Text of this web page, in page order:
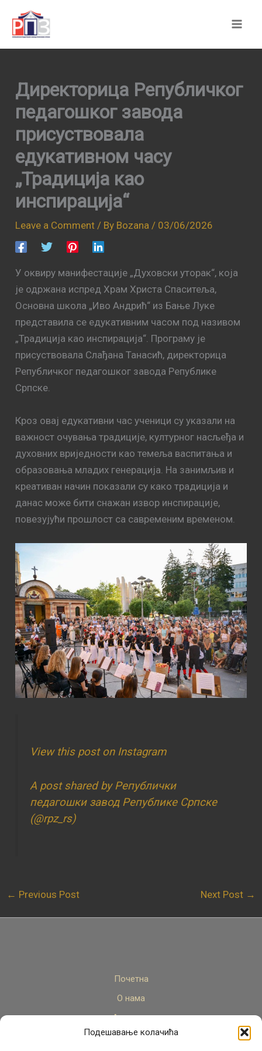
Подешавање колачића
content
Директорица Републичког
педагошког завода
присуствовала
едукативном часу
„Традиција као
инспирација“
Leave a Comment / By Bozana / 03/06/2026
У оквиру манифестације „Духовски уторак“, која
је одржана испред Храм Христа Спаситеља,
Основна школа „Иво Андрић“ из Бање Луке
представила се едукативним часом под називом
„Традиција као инспирација“. Програму је
присуствовала Слађана Танасић, директорица
Републичког педагошког завода Републике
Српске.
Кроз овај едукативни час ученици су указали на
важност очувања традиције, културног насљеђа и
духовних вриједности као темеља васпитања и
образовања младих генерација. На занимљив и
креативан начин показали су како традиција и
данас може бити снажан извор инспирације,
повезујући прошлост са савременим временом.
View this post on Instagram
A post shared by Републички
педагошки завод Републике Српске
(@rpz_rs)
← Previous Post Next Post →
Почетна
О нама
Актуелно
Стручни кадар